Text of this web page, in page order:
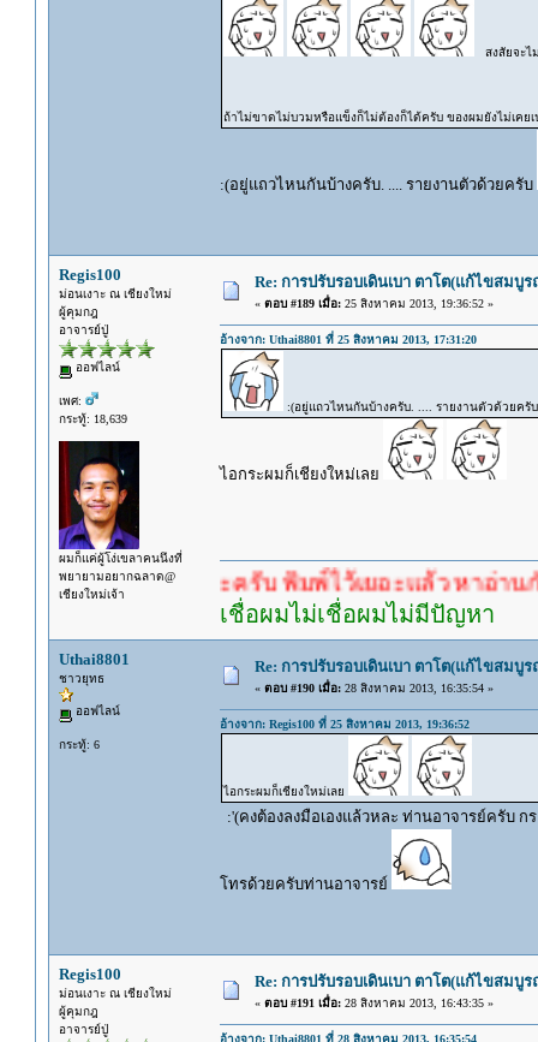
สงสัยจะไ
ถ้าไม่ขาดไม่บวมหรือแข็งก็ไม่ต้องก็ได้ครับ ของผมยังไม่เคยเ
:(อยู่แถวไหนกันบ้างครับ. .... รายงานตัวด้วยครับ
Regis100
ม่อนเงาะ ณ เชียงใหม่
ผู้คุมกฎ
อาจารย์ปู่
ออฟไลน์
เพศ:
กระทู้: 18,639
ผมก็แค่ผู้โง่เขลาคนนึงที่
พยายามอยากฉลาด@
เชียงใหม่เจ้า
Re: การปรับรอบเดินเบา ตาโต(แก้ไขสมบู
« ตอบ #189 เมื่อ:25 สิงหาคม 2013, 19:36:52 »
อ้างจาก: Uthai8801 ที่ 25 สิงหาคม 2013, 17:31:20
:(อยู่แถวไหนกันบ้างครับ. .... รายงานตัวด้วยครั
ไอกระผมก็เชียงใหม่เลย
คำตอบนะครับ พิมพ์ไว้เยอะแล้ว หาอ่านกันดู
เชื่อผมไม่เชื่อผมไม่มีปัญหา
Uthai8801
ชาวยุทธ
ออฟไลน์
กระทู้: 6
Re: การปรับรอบเดินเบา ตาโต(แก้ไขสมบู
« ตอบ #190 เมื่อ:28 สิงหาคม 2013, 16:35:54 »
อ้างจาก: Regis100 ที่ 25 สิงหาคม 2013, 19:36:52
ไอกระผมก็เชียงใหม่เลย
:'(คงต้องลงมือเองแล้วหละ ท่านอาจารย์ครับ
โทรด้วยครับท่านอาจารย์
Regis100
ม่อนเงาะ ณ เชียงใหม่
ผู้คุมกฎ
อาจารย์ปู่
Re: การปรับรอบเดินเบา ตาโต(แก้ไขสมบู
« ตอบ #191 เมื่อ:28 สิงหาคม 2013, 16:43:35 »
อ้างจาก: Uthai8801 ที่ 28 สิงหาคม 2013, 16:35:54